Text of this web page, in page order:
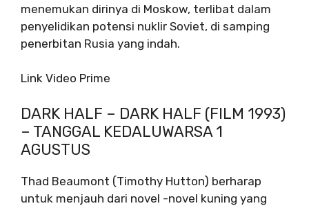
menemukan dirinya di Moskow, terlibat dalam
penyelidikan potensi nuklir Soviet, di samping
penerbitan Rusia yang indah.
Link Video Prime
DARK HALF – DARK HALF (FILM 1993)
– TANGGAL KEDALUWARSA 1
AGUSTUS
Thad Beaumont (Timothy Hutton) berharap
untuk menjauh dari novel -novel kuning yang